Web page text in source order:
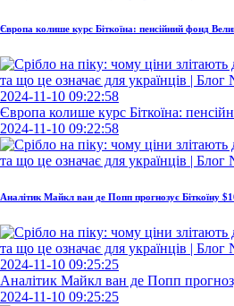
Європа колише курс Біткоїна: пенсійний фонд
2024-11-10 09:22:58
Європа колише курс Біткоїна:
2024-11-10 09:22:58
Аналітик Майкл ван де Попп прогнозує Біткоїну
2024-11-10 09:25:25
Аналітик Майкл ван де Попп
2024-11-10 09:25:25